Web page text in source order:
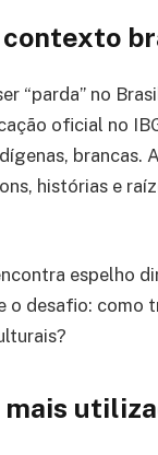
contexto
“parda” no
oficial no
brancas. A
histórias e
espelho
o desafio: como
mais